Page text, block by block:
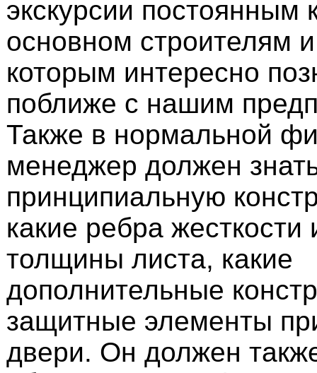
экскурсии постоянным
основном строителям
которым интересно
поближе с нашим
Также в нормальной
менеджер должен
принципиальную
какие ребра жесткости
толщины листа, какие
дополнительные
защитные элементы
двери. Он должен